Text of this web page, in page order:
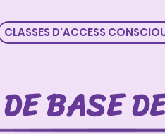
CLASSES D'ACCESS
BASE